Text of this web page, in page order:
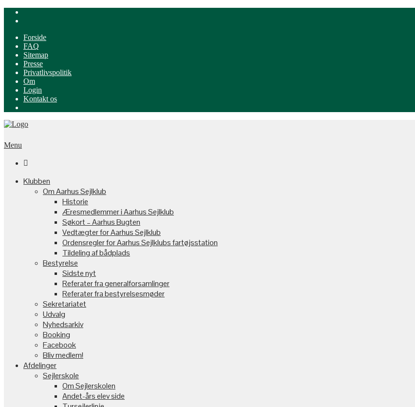
Forside
FAQ
Sitemap
Presse
Privatlivspolitik
Om
Login
Kontakt os
Menu

Klubben
Om Aarhus Sejlklub
Historie
Æresmedlemmer i Aarhus Sejlklub
Søkort – Aarhus Bugten
Vedtægter for Aarhus Sejlklub
Ordensregler for Aarhus Sejlklubs fartøjsstation
Tildeling af bådplads
Bestyrelse
Sidste nyt
Referater fra generalforsamlinger
Referater fra bestyrelsesmøder
Sekretariatet
Udvalg
Nyhedsarkiv
Booking
Facebook
Bliv medlem!
Afdelinger
Sejlerskole
Om Sejlerskolen
Andet-års elev side